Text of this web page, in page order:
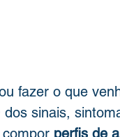
fazer o que
dos sinais,